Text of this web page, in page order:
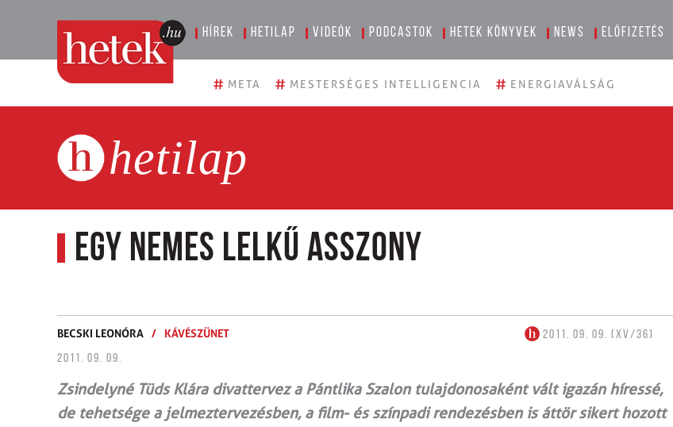
Hírek Hetilap Videók Podcastok Hetek könyvek News Előfizetés
# META # MESTERSÉGES INTELLIGENCIA # ENERGIAVÁLSÁG
hetilap
Egy nemes lelkű asszony
BECSKI LEONÓRA / KÁVÉSZÜNET
2011. 09. 09. (XV/36)
2011. 09. 09.
Zsindelyné Tüds Klára divattervez a Pántlika Szalon tulajdonosaként vált igazán híressé,
de tehetsége a jelmeztervezésben, a film- és színpadi rendezésben is áttör sikert hozott